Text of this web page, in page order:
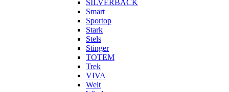
SILVERBACK
Smart
Sportop
Stark
Stels
Stinger
TOTEM
Trek
VIVA
Welt